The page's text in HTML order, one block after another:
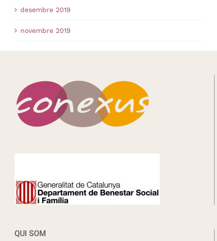
desembre 2019
novembre 2019
QUI SOM